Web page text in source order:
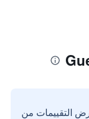
التقييمات من